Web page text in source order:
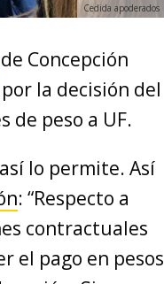
Cedida apoderados
de Concepción
la decisión del
de peso a UF.
lo permite. Así
: “Respecto a
contractuales
el pago en pesos